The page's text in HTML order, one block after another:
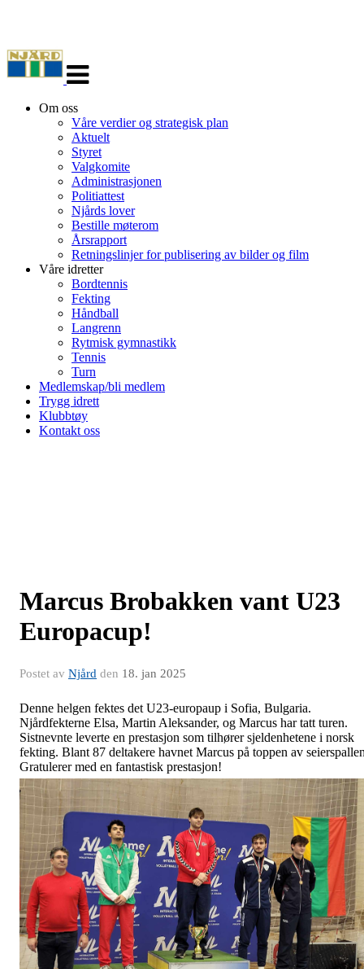
navigasjon
Om oss
Våre verdier og strategisk plan
Aktuelt
Styret
Valgkomite
Administrasjonen
Politiattest
Njårds lover
Bestille møterom
Årsrapport
Retningslinjer for publisering av bilder og film
Våre idretter
Bordtennis
Fekting
Håndball
Langrenn
Rytmisk gymnastikk
Tennis
Turn
Medlemskap/bli medlem
Trygg idrett
Klubbtøy
Kontakt oss
Marcus Brobakken vant U23
Europacup!
Postet av Njård den 18. jan 2025
Denne helgen fektes det U23-europaup i Sofia, Bulgaria.
Njårdfekterne Elsa, Martin Aleksander, og Marcus har tatt turen.
Sistnevnte leverte en prestasjon som tilhører sjeldenhetene i norsk
fekting. Blant 87 deltakere havnet Marcus på toppen av
Gratulerer med en fantastisk prestasjon!